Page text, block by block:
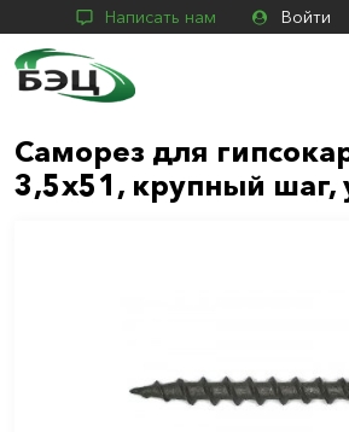
Написать нам Войти
Саморез для
3,5х51, крупный шаг,